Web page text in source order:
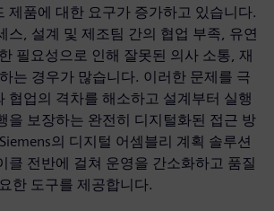
제품에 대한 요구가 증가하고 있습니다.
스, 설계 및 제조팀 간의 협업 부족, 유연
필요성으로 인해 잘못된 의사 소통, 재
는 경우가 많습니다. 이러한 문제를 극
협업의 격차를 해소하고 설계부터 실행
을 보장하는 완전히 디지털화된 접근 방
의 디지털 어셈블리 계획 솔루션
클 전반에 걸쳐 운영을 간소화하고 품질
한 도구를 제공합니다.